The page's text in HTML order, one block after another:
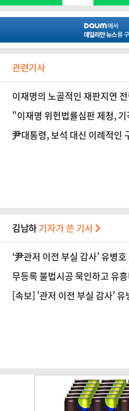
관련기사
이재명의 노골적인 재판지연
강행의지·결단 필요" [법조계
"이재명 위헌법률심판 제청,
되면 유권자 선거권 침해" [법
尹대통령, 보석 대신 이례적인
김남하기자가 쓴 기사
'尹관저 이전 부실 감사' 유병
무등록 불법시공 묵인하고 유
[속보] '관저 이전 부실 감사' 유